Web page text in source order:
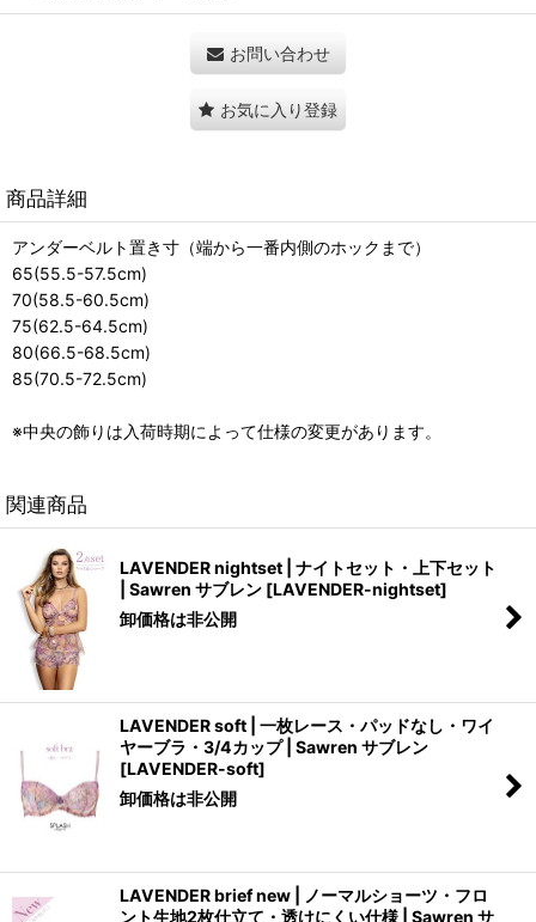
お問い合わせ
お気に入り登録
商品詳細
アンダーベルト置き寸（端から一番内側のホックまで）
65(55.5-57.5cm)
70(58.5-60.5cm)
75(62.5-64.5cm)
80(66.5-68.5cm)
85(70.5-72.5cm)
※中央の飾りは入荷時期によって仕様の変更があります。
関連商品
LAVENDER nightset | ナイトセット・上下セット
| Sawren サブレン [LAVENDER-nightset]
卸価格は非公開
LAVENDER soft | 一枚レース・パッドなし・ワイ
ヤーブラ・3/4カップ | Sawren サブレン
[LAVENDER-soft]
卸価格は非公開
LAVENDER brief new | ノーマルショーツ・フロ
ント生地2枚仕立て・透けにくい仕様 | Sawren サ